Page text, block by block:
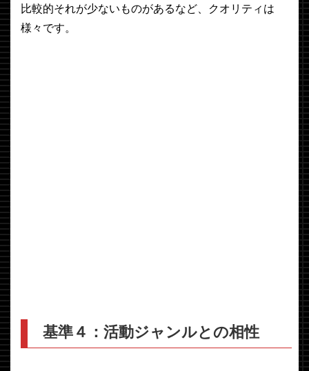
比較的それが少ないものがあるなど、クオリティは
様々です。
基準４：活動ジャンルとの相性